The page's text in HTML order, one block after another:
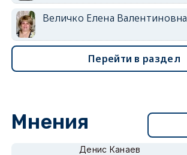
Величко Елена Валентиновна
Перейти в раздел
Мнения
Денис Канаев